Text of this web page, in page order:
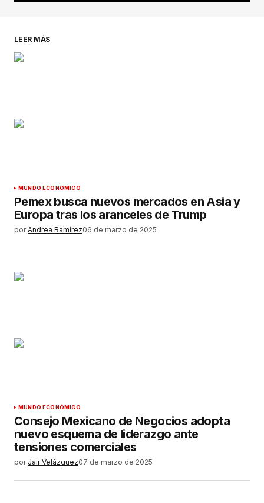
LEER MÁS
MUNDO ECONÓMICO
Pemex busca nuevos mercados en Asia y
Europa tras los aranceles de Trump
por Andrea Ramírez06 de marzo de 2025
MUNDO ECONÓMICO
Consejo Mexicano de Negocios adopta
nuevo esquema de liderazgo ante
tensiones comerciales
por Jair Velázquez07 de marzo de 2025